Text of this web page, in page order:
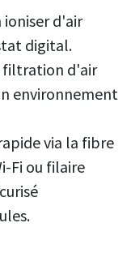
ioniser d'air
digital.
filtration d'air
environnement
via la fibre
Fi ou filaire